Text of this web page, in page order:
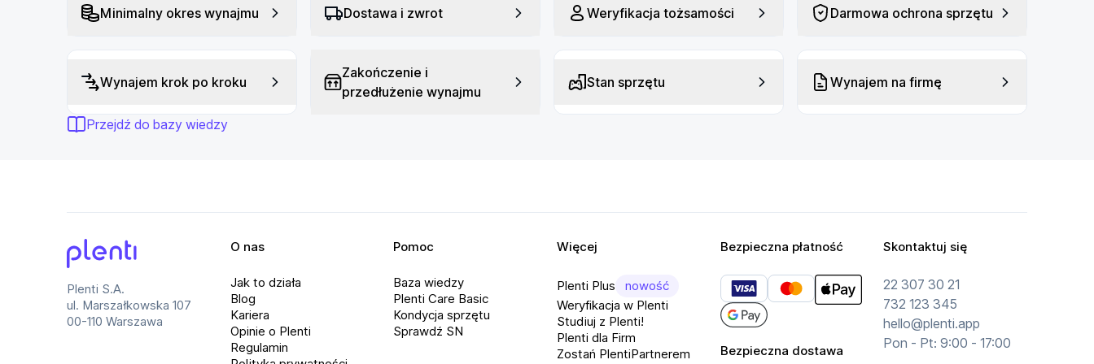
Wysoka precyzja
PenTech 4.0 rozpoznaje aż 16384 poziomy nacisku, czyli dwukrotnie więcej niż
poprzednia wersja PenTech 3.0, co zapewnia większą precyzję i czułość. Siła
aktywacji wynosi zaledwie 2 g, a pióra mają cieńszą głowicę, co dodatkowo zwiększa
dokładność kreślenia. Zastosowane zostało rozpoznawanie pochylenia w zakresie
±60°, wysokość rozpoznawania pióra do 10 mm, dokładność ±0,3 mm w środku i ±1
Funkcyjne porty USB-C
Tablet graficzny HUION Kamvas Pro 19 jest wyposażony w dwa porty USB-C, które
umożliwiają ładowanie komputerów przenośnych z mocą do 40 W. Tablet jest
dostarczany z kompaktowym zasilaczem o mocy 65 W, wykonanym w technologii
GaN, co zapewnia szybkie i efektywne ładowanie.
Przemyślana konstrukcja
Minimalny okres wynajmu Dostawa i zwrot Weryfikacja tożsamości Darmowa ochrona sprzętu
Wynajem krok po kroku
Zakończenie i
przedłużenie wynajmu
Stan sprzętu Wynajem na firmę
Przejdź do bazy wiedzy
Plenti S.A.
ul. Marszałkowska 107
00-110 Warszawa
O nas
Jak to działa
Blog
Kariera
Opinie o Plenti
Regulamin
Pomoc
Baza wiedzy
Plenti Care Basic
Kondycja sprzętu
Sprawdź SN
Więcej
Plenti Plus
nowość
Weryfikacja w Plenti
Studiuj z Plenti!
Plenti dla Firm
Zostań PlentiPartnerem
Bezpieczna płatność
Bezpieczna dostawa
Skontaktuj się
22 307 30 21
732 123 345
hello@plenti.app
Pon - Pt: 9:00 - 17:00